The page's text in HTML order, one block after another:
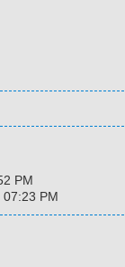
PM
PM